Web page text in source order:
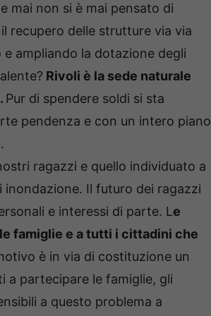
mai non si è mai pensato di
recupero delle strutture via via
ampliando la dotazione degli
Rivoli è la sede naturale
Pur di spendere soldi si sta
pendenza e con un intero piano
ragazzi e quello individuato a
Il futuro dei ragazzi
e interessi di parte. Le
famiglie e a tutti i cittadini che
è in via di costituzione un
a partecipare le famiglie, gli
a questo problema a